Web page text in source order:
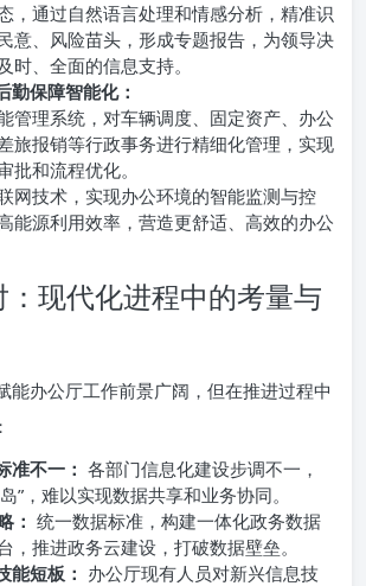
，通过自然语言处理和情感分析，精准识
意、风险苗头，形成专题报告，为领导决
时、全面的信息支持。
勤保障智能化：
管理系统，对车辆调度、固定资产、办公
旅报销等行政事务进行精细化管理，实现
批和流程优化。
网技术，实现办公环境的智能监测与控
能源利用效率，营造更舒适、高效的办公
现代化进程中的考量与
能办公厅工作前景广阔，但在推进过程中
准不一： 各部门信息化建设步调不一，
”，难以实现数据共享和业务协同。
： 统一数据标准，构建一体化政务数据
，推进政务云建设，打破数据壁垒。
能短板： 办公厅现有人员对新兴信息技